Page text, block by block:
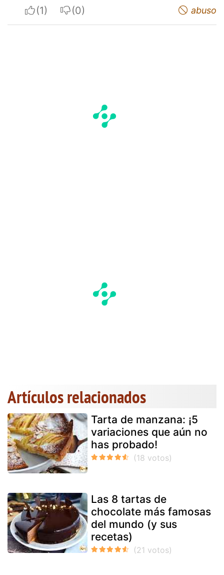
I apreciateI do not appreciate abuso
Artículos relacionados
Tarta de manzana: ¡5
variaciones que aún no
has probado!
Las 8 tartas de
chocolate más famosas
del mundo (y sus
recetas)